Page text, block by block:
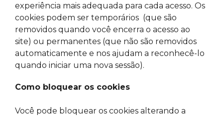
experiência mais adequada para cada acesso. Os
cookies podem ser temporários (que são
removidos quando você encerra o acesso ao
site) ou permanentes (que não são removidos
automaticamente e nos ajudam a reconhecê-lo
quando iniciar uma nova sessão).
Como bloquear os cookies
Você pode bloquear os cookies alterando a